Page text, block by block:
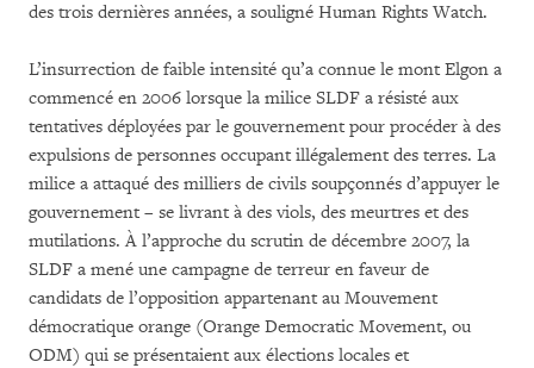
des trois dernières années, a souligné Human Rights Watch.
L’insurrection de faible intensité qu’a connue le mont Elgon a
commencé en 2006 lorsque la milice SLDF a résisté aux
tentatives déployées par le gouvernement pour procéder à des
expulsions de personnes occupant illégalement des terres. La
milice a attaqué des milliers de civils soupçonnés d’appuyer le
gouvernement – se livrant à des viols, des meurtres et des
mutilations. À l’approche du scrutin de décembre 2007, la
SLDF a mené une campagne de terreur en faveur de
candidats de l’opposition appartenant au Mouvement
démocratique orange (Orange Democratic Movement, ou
ODM) qui se présentaient aux élections locales et